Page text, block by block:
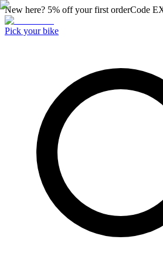
New here? 5% off your first orderCode
Pick your bike